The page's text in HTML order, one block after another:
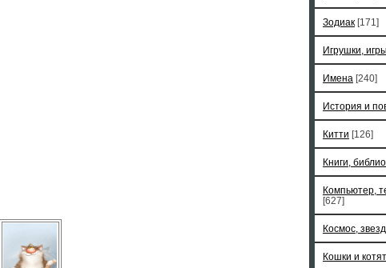
Зодиак [171]
Игрушки,
Имена [240]
История и
Китти [126]
Книги,
Компьютер,
[627]
Космос,
Кошки и